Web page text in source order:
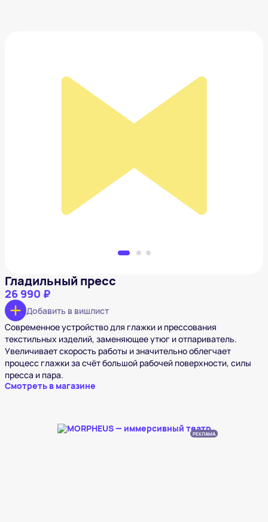
Добавить в вишлист
Гладильный пресс
26 990 ₽
Добавить в вишлист
Современное устройство для глажки и прессования
текстильных изделий, заменяющее утюг и отпариватель.
Увеличивает скорость работы и значительно облегчает
процесс глажки за счёт большой рабочей поверхности, силы
пресса и пара.
Смотреть в магазине
РЕКЛАМА